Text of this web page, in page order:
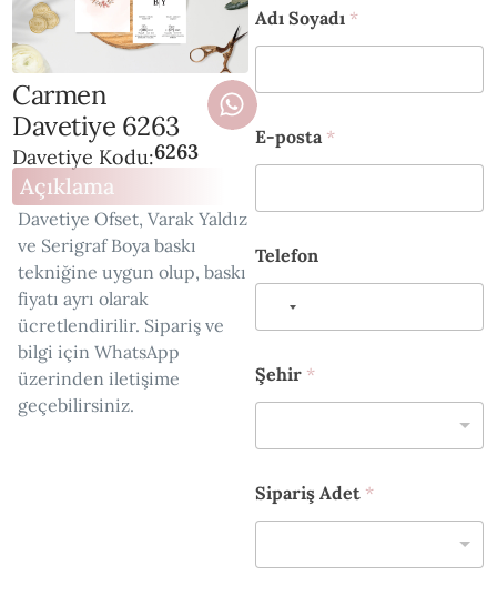
Carmen
Davetiye 6263
Davetiye Kodu:6263
Açıklama
Davetiye Ofset, Varak Yaldız
ve Serigraf Boya baskı
tekniğine uygun olup, baskı
fiyatı ayrı olarak
ücretlendirilir. Sipariş ve
bilgi için WhatsApp
üzerinden iletişime
geçebilirsiniz.
o
y
d
ı
S
o
y
d
E
a
Adı Soyadı *
E-posta *
Telefon
Şehir *
Sipariş Adet *